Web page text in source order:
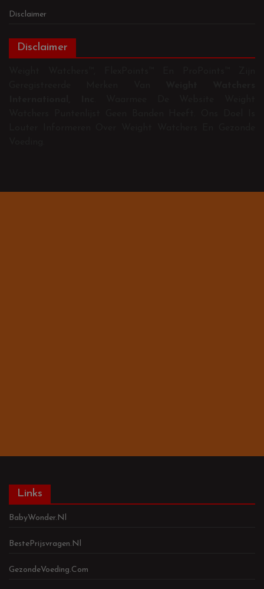
Disclaimer
Disclaimer
Links
BabyWonder.nl
BestePrijsvragen.nl
GezondeVoeding.com